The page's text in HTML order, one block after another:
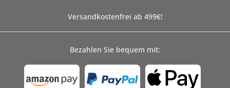
Versandkostenfrei ab 499€!
Bezahlen Sie bequem mit: